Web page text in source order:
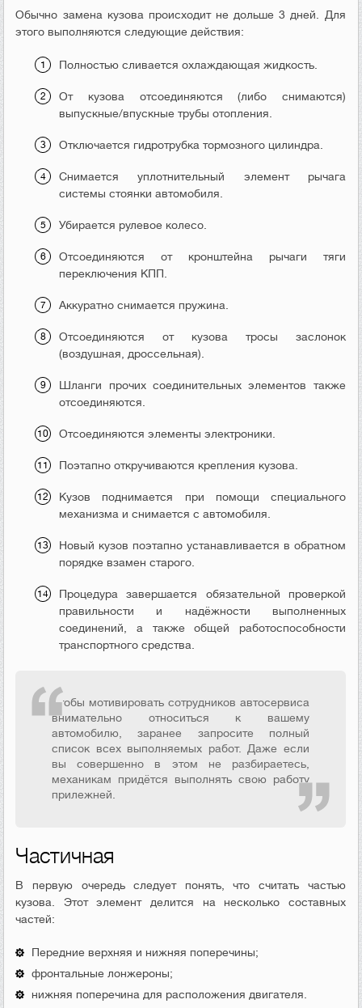
Обычно замена кузова происходит не дольше 3 дней. Для
этого выполняются следующие действия:
Полностью сливается охлаждающая жидкость.
От кузова отсоединяются (либо снимаются)
выпускные/впускные трубы отопления.
Отключается гидротрубка тормозного цилиндра.
Снимается уплотнительный элемент рычага
системы стоянки автомобиля.
Убирается рулевое колесо.
Отсоединяются от кронштейна рычаги тяги
переключения КПП.
Аккуратно снимается пружина.
Отсоединяются от кузова тросы заслонок
(воздушная, дроссельная).
Шланги прочих соединительных элементов также
отсоединяются.
Отсоединяются элементы электроники.
Поэтапно откручиваются крепления кузова.
Кузов поднимается при помощи специального
механизма и снимается с автомобиля.
Новый кузов поэтапно устанавливается в обратном
порядке взамен старого.
Процедура завершается обязательной проверкой
правильности и надёжности выполненных
соединений, а также общей работоспособности
транспортного средства.
Чтобы мотивировать сотрудников автосервиса
внимательно относиться к вашему
автомобилю, заранее запросите полный
список всех выполняемых работ. Даже если
вы совершенно в этом не разбираетесь,
механикам придётся выполнять свою работу
прилежней.
Частичная
В первую очередь следует понять, что считать частью
кузова. Этот элемент делится на несколько составных
частей:
Передние верхняя и нижняя поперечины;
фронтальные лонжероны;
нижняя поперечина для расположения двигателя.